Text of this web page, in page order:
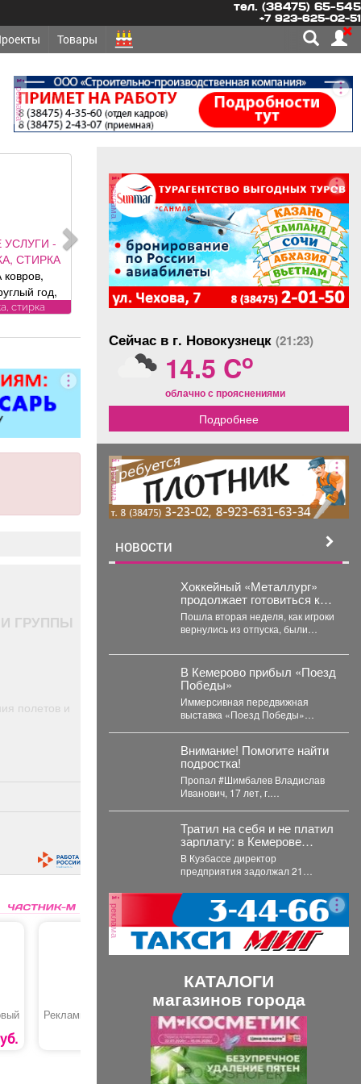
тел. (38475) 65-545
+7 923-625-02-51
Товары
реклама
-
ЗАБОРЫ под
ролетные,
ворота (от
ворота; все
работ;
работы
сложности.
скидка
другое
ГРУППЫ
полетов и
Рекламный макет Корм для кошек
«OptiSafe»
22890руб
реклама
Сейчас в г. Новокузнецк (21:23)
14.5 Co
облачно с прояснениями
Подробнее
реклама
НОВОСТИ
Хоккейный «Металлург»
продолжает готовиться к
предстоящему сезону.
Пошла вторая неделя, как игроки
вернулись из отпуска, были
тесты, приступили к...
В Кемерово прибыл «Поезд
Победы»
Иммерсивная передвижная
выставка «Поезд Победы»
Торжественное...
Внимание! Помогите найти
подростка!
Пропал #Шимбалев Владислав
Иванович, 17 лет, г.
Тратил на себя и не платил
зарплату: в Кемерове
судят директора
В Кузбассе директор
предприятия задолжал 21
рублей. В Кузбассе прокуратура...
реклама
КАТАЛОГИ
магазинов города